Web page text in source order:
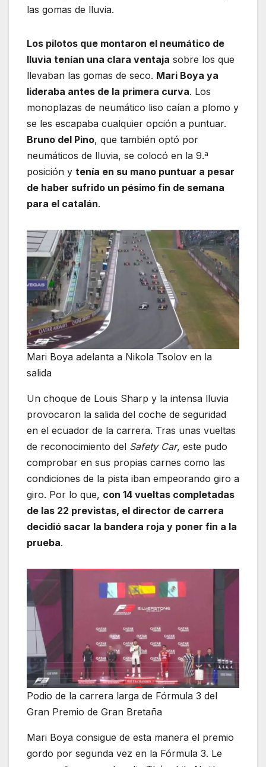
las gomas de lluvia.
Los pilotos que montaron el neumático de
lluvia tenían una clara ventaja sobre los que
llevaban las gomas de seco. Mari Boya ya
lideraba antes de la primera curva. Los
monoplazas de neumático liso caían a plomo y
se les escapaba cualquier opción a puntuar.
Bruno del Pino, que también optó por
neumáticos de lluvia, se colocó en la 9.ª
posición y tenía en su mano puntuar a pesar
de haber sufrido un pésimo fin de semana
para el catalán.
Mari Boya adelanta a Nikola Tsolov en la
salida
Un choque de Louis Sharp y la intensa lluvia
provocaron la salida del coche de seguridad
en el ecuador de la carrera. Tras unas vueltas
de reconocimiento del Safety Car, este pudo
comprobar en sus propias carnes como las
condiciones de la pista iban empeorando giro a
giro. Por lo que, con 14 vueltas completadas
de las 22 previstas, el director de carrera
decidió sacar la bandera roja y poner fin a la
prueba.
Podio de la carrera larga de Fórmula 3 del
Gran Premio de Gran Bretaña
Mari Boya consigue de esta manera el premio
gordo por segunda vez en la Fórmula 3. Le